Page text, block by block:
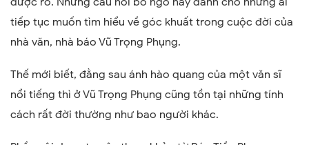
tiếp tục muốn tìm hiểu về góc khuất trong cuộc đời của
nhà văn, nhà báo Vũ Trọng Phụng.
Thế mới biết, đằng sau ánh hào quang của một văn sĩ
nổi tiếng thì ở Vũ Trọng Phụng cũng tồn tại những tính
cách rất đời thường như bao người khác.